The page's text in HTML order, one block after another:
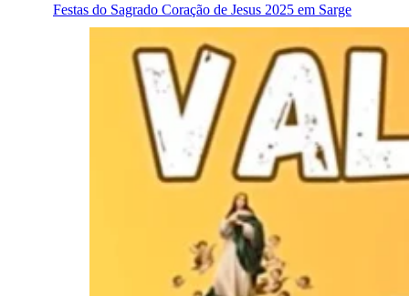
Festas do Sagrado Coração de Jesus 2025 em Sarge